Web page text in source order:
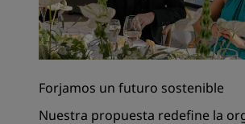
Forjamos un futuro sostenible
Nuestra propuesta redefine la